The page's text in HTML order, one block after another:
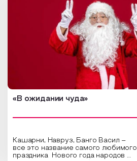
«В ожидании чуда»
Кашарни, Навруз, Банго Васил –
все это название самого любимого
праздника Нового года народов